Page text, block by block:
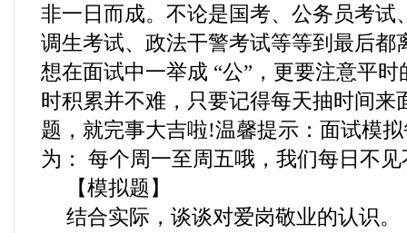
非一日而成。不论是国考、公务员考试
调生考试、政法干警考试等等到最后都
想在面试中一举成 “公”，更要注意平
时积累并不难，只要记得每天抽时间来
题，就完事大吉啦!温馨提示：面试模
为： 每个周一至周五哦，我们每日不
【模拟题】
结合实际，谈谈对爱岗敬业的认识。